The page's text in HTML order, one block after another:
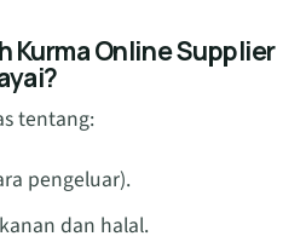
Kurma Online Supplier
tentang:
pengeluar).
dan halal.